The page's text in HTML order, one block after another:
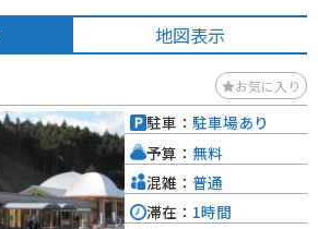
地図表示
お気に入り
駐車： 駐車場あり
予算： 無料
混雑： 普通
滞在： 1時間